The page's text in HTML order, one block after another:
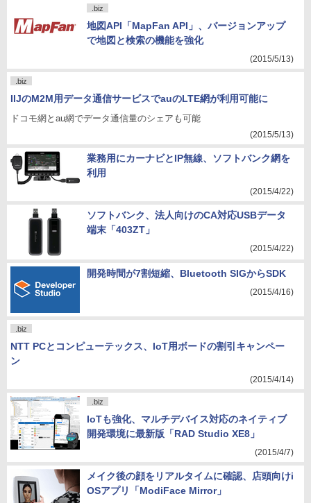
.biz
地図API「MapFan API」、バージョンアップ
で地図と検索の機能を強化
(2015/5/13)
.biz
IIJのM2M用データ通信サービスでauのLTE網が利用可能に
ドコモ網とau網でデータ通信量のシェアも可能
(2015/5/13)
業務用にカーナビとIP無線、ソフトバンク網を
利用
(2015/4/22)
ソフトバンク、法人向けのCA対応USBデータ
端末「403ZT」
(2015/4/22)
開発時間が7割短縮、Bluetooth SIGからSDK
(2015/4/16)
.biz
NTT PCとコンピューテックス、IoT用ボードの割引キャンペー
ン
(2015/4/14)
.biz
IoTも強化、マルチデバイス対応のネイティブ
開発環境に最新版「RAD Studio XE8」
(2015/4/7)
メイク後の顔をリアルタイムに確認、店頭向けi
OSアプリ「ModiFace Mirror」